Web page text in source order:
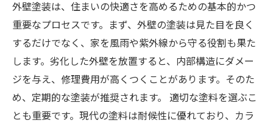
外壁塗装で得られる安心感と快適さの未来
外壁塗装は、住まいの快適さを高めるための基本的かつ
重要なプロセスです。まず、外壁の塗装は見た目を良く
するだけでなく、家を風雨や紫外線から守る役割も果た
します。劣化した外壁を放置すると、内部構造にダメー
ジを与え、修理費用が高くつくことがあります。そのた
め、定期的な塗装が推奨されます。 適切な塗料を選ぶこ
とも重要です。現代の塗料は耐候性に優れており、カラ